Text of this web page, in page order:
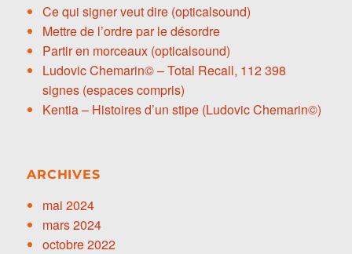
Ce qui signer veut dire (opticalsound)
Mettre de l’ordre par le désordre
Partir en morceaux (opticalsound)
Ludovic Chemarin© – Total Recall, 112 398
signes (espaces compris)
Kentia – Histoires d’un stipe (Ludovic Chemarin©)
ARCHIVES
mai 2024
mars 2024
octobre 2022